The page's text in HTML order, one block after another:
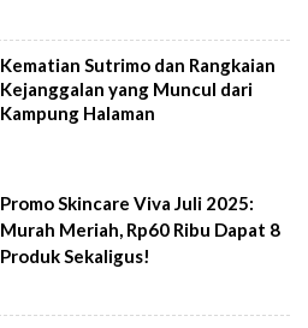
Kematian Sutrimo dan Rangkaian
Kejanggalan yang Muncul dari
Kampung Halaman
Promo Skincare Viva Juli 2025:
Murah Meriah, Rp60 Ribu Dapat 8
Produk Sekaligus!